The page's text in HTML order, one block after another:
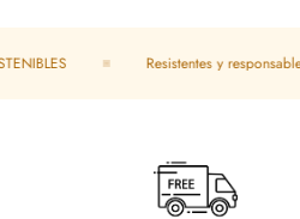
Resistentes y